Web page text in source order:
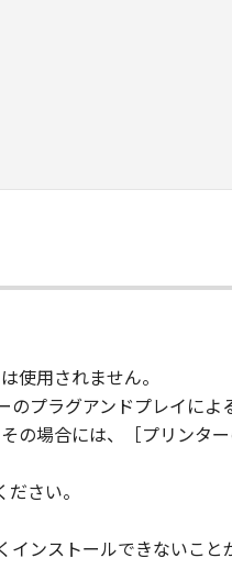
使用（本契約書においては
いて表示すること、アクセ
て許諾します。お客様は、
対して「本ソフトウェア」
なる知的財産権も、明示た
ンブル、その他リバース
表示を変更し、除去しも
使用されません。
プラグアンドプレイに
の場合には、［プリンタ
さい。
ンストールできないこ